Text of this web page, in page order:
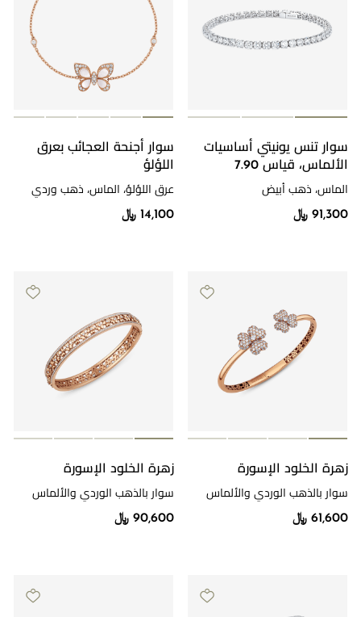
سوار تنس يونيتي أساسيات
الألماس، قياس 7.90
الماس، ذهب أبيض
91,300 ﷼
سوار أجنحة العجائب بعرق
اللؤلؤ
عرق اللؤلؤ، الماس، ذهب وردي
14,100 ﷼
زهرة الخلود الإسورة
سوار بالذهب الوردي والألماس
61,600 ﷼
زهرة الخلود الإسورة
سوار بالذهب الوردي والألماس
90,600 ﷼